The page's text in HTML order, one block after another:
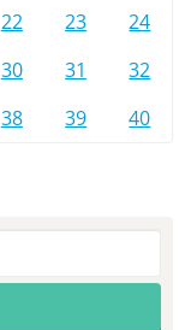
22 23
24
30 31
32
38 39 40